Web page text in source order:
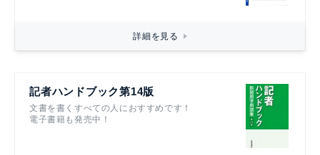
詳細を見る
記者ハンドブック第14版
文書を書くすべての人におすすめです！
電子書籍も発売中！